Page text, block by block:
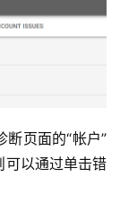
页面的“帐户”
可以通过单击错